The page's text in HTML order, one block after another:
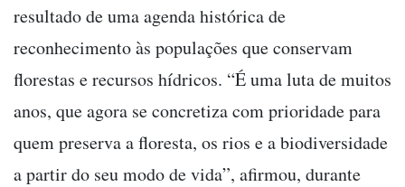
resultado de uma agenda histórica de
reconhecimento às populações que conservam
florestas e recursos hídricos. “É uma luta de muitos
anos, que agora se concretiza com prioridade para
quem preserva a floresta, os rios e a biodiversidade
a partir do seu modo de vida”, afirmou, durante